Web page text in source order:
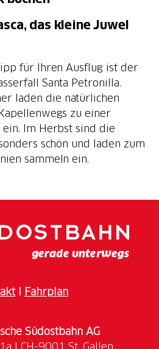
das kleine Juwel
für Ihren Ausflug ist der
Santa Petronilla.
laden die natürlichen
zu einer
Im Herbst sind die
schön und laden zum
sammeln ein.
I Fahrplan
Südostbahn AG